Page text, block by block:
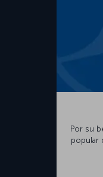
Por su
popular